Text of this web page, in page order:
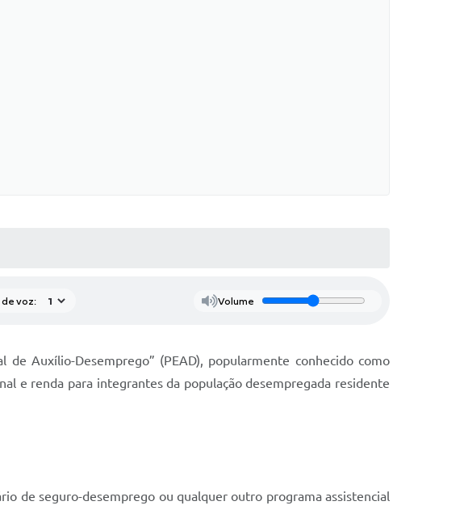
de voz: Volume
Auxílio-Desemprego” (PEAD), popularmente conhecido como
e renda para integrantes da população desempregada residente
de seguro-desemprego ou qualquer outro programa assistencial